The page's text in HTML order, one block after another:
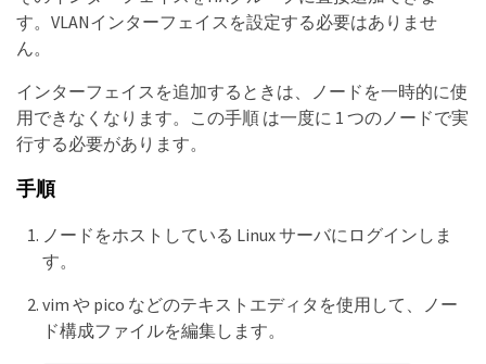
す。VLANインターフェイスを設定する必要はありませ
ん。
インターフェイスを追加するときは、ノードを一時的に使
用できなくなります。この手順 は一度に 1 つのノードで実
行する必要があります。
手順
ノードをホストしている Linux サーバにログインしま
す。
vim や pico などのテキストエディタを使用して、ノー
ド構成ファイルを編集します。